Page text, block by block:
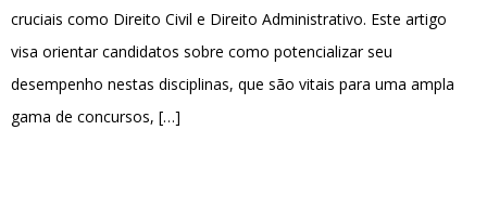
cruciais como Direito Civil e Direito Administrativo. Este artigo
visa orientar candidatos sobre como potencializar seu
desempenho nestas disciplinas, que são vitais para uma ampla
gama de concursos, […]